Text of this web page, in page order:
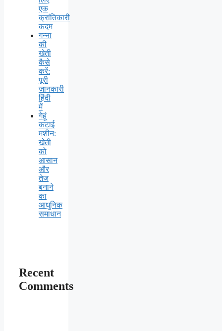
एक
क्रांतिकारी
कदम
गन्ना
की
खेती
कैसे
करें:
पूरी
जानकारी
हिंदी
में
गेहूं
कटाई
मशीन:
खेती
को
आसान
और
तेज
बनाने
का
आधुनिक
समाधान
Recent
Comments